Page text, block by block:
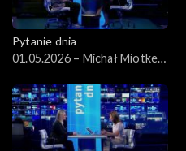
Pytanie dnia
01.05.2026 – Michał Miotke,